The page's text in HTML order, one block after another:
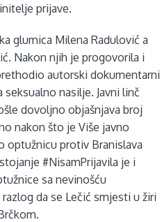
prijave.
glumica Milena Radulović a
Nakon njih je progovorila i
autorski dokumentarni
nasilje. Javni linč
dovoljno objašnjava broj
nakon što je Više javno
optužnicu protiv Branislava
#NisamPrijavila je i
sa nevinošću
da se Lečić smjesti u žiri